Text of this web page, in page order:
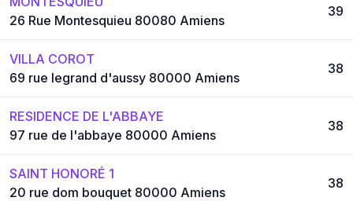
26 Rue Montesquieu 80080 Amiens
39
VILLA COROT
69 rue legrand d'aussy 80000 Amiens
38
RESIDENCE DE L'ABBAYE
97 rue de l'abbaye 80000 Amiens
38
SAINT HONORÉ 1
20 rue dom bouquet 80000 Amiens
38